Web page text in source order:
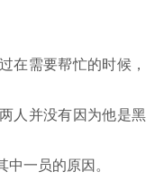
在需要帮忙的时候，
人并没有因为他是黑
一员的原因。